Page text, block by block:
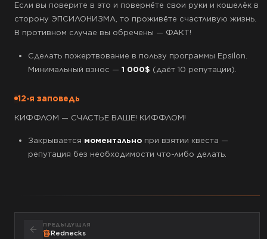
Если вы поверите в это и повернёте свои руки и кошелёк в
сторону ЭПСИЛОНИЗМА, то проживёте счастливую жизнь.
В противном случае вы обречены — ФАКТ!
Сделать пожертвование в пользу программы Epsilon.
Минимальный взнос — 1 000$ (даёт 10 репутации).
12-я заповедь
КИФФЛОМ — СЧАСТЬЕ ВАШЕ! КИФФЛОМ!
Закрывается моментальнопри взятии квеста —
репутация без необходимости что-либо делать.
ПРЕДЫДУЩАЯ
Rednecks